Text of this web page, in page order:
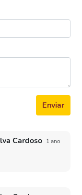
Enviar
Cardoso 1 ano